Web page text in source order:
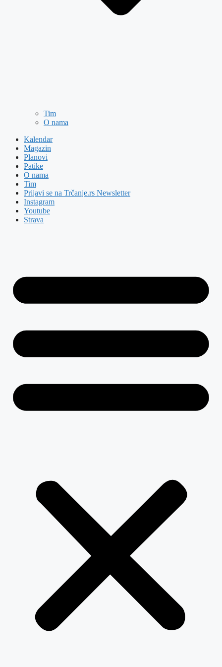
Tim
O nama
Kalendar
Magazin
Planovi
Patike
O nama
Tim
Prijavi se na Trčanje.rs Newsletter
Instagram
Youtube
Strava